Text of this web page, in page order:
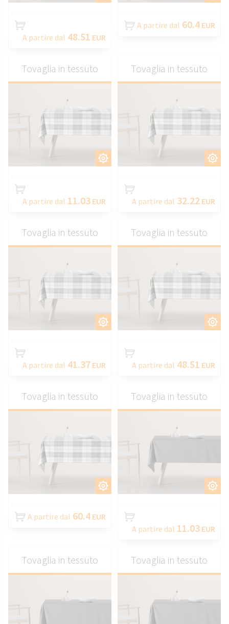
A partire dal 48.51 EUR
A partire dal 60.4 EUR
Tovaglia in tessuto
A partire dal 11.03 EUR
Tovaglia in tessuto
A partire dal 32.22 EUR
Tovaglia in tessuto
A partire dal 41.37 EUR
Tovaglia in tessuto
A partire dal 48.51 EUR
Tovaglia in tessuto
A partire dal 60.4 EUR
Tovaglia in tessuto
A partire dal 11.03 EUR
Tovaglia in tessuto Tovaglia in tessuto